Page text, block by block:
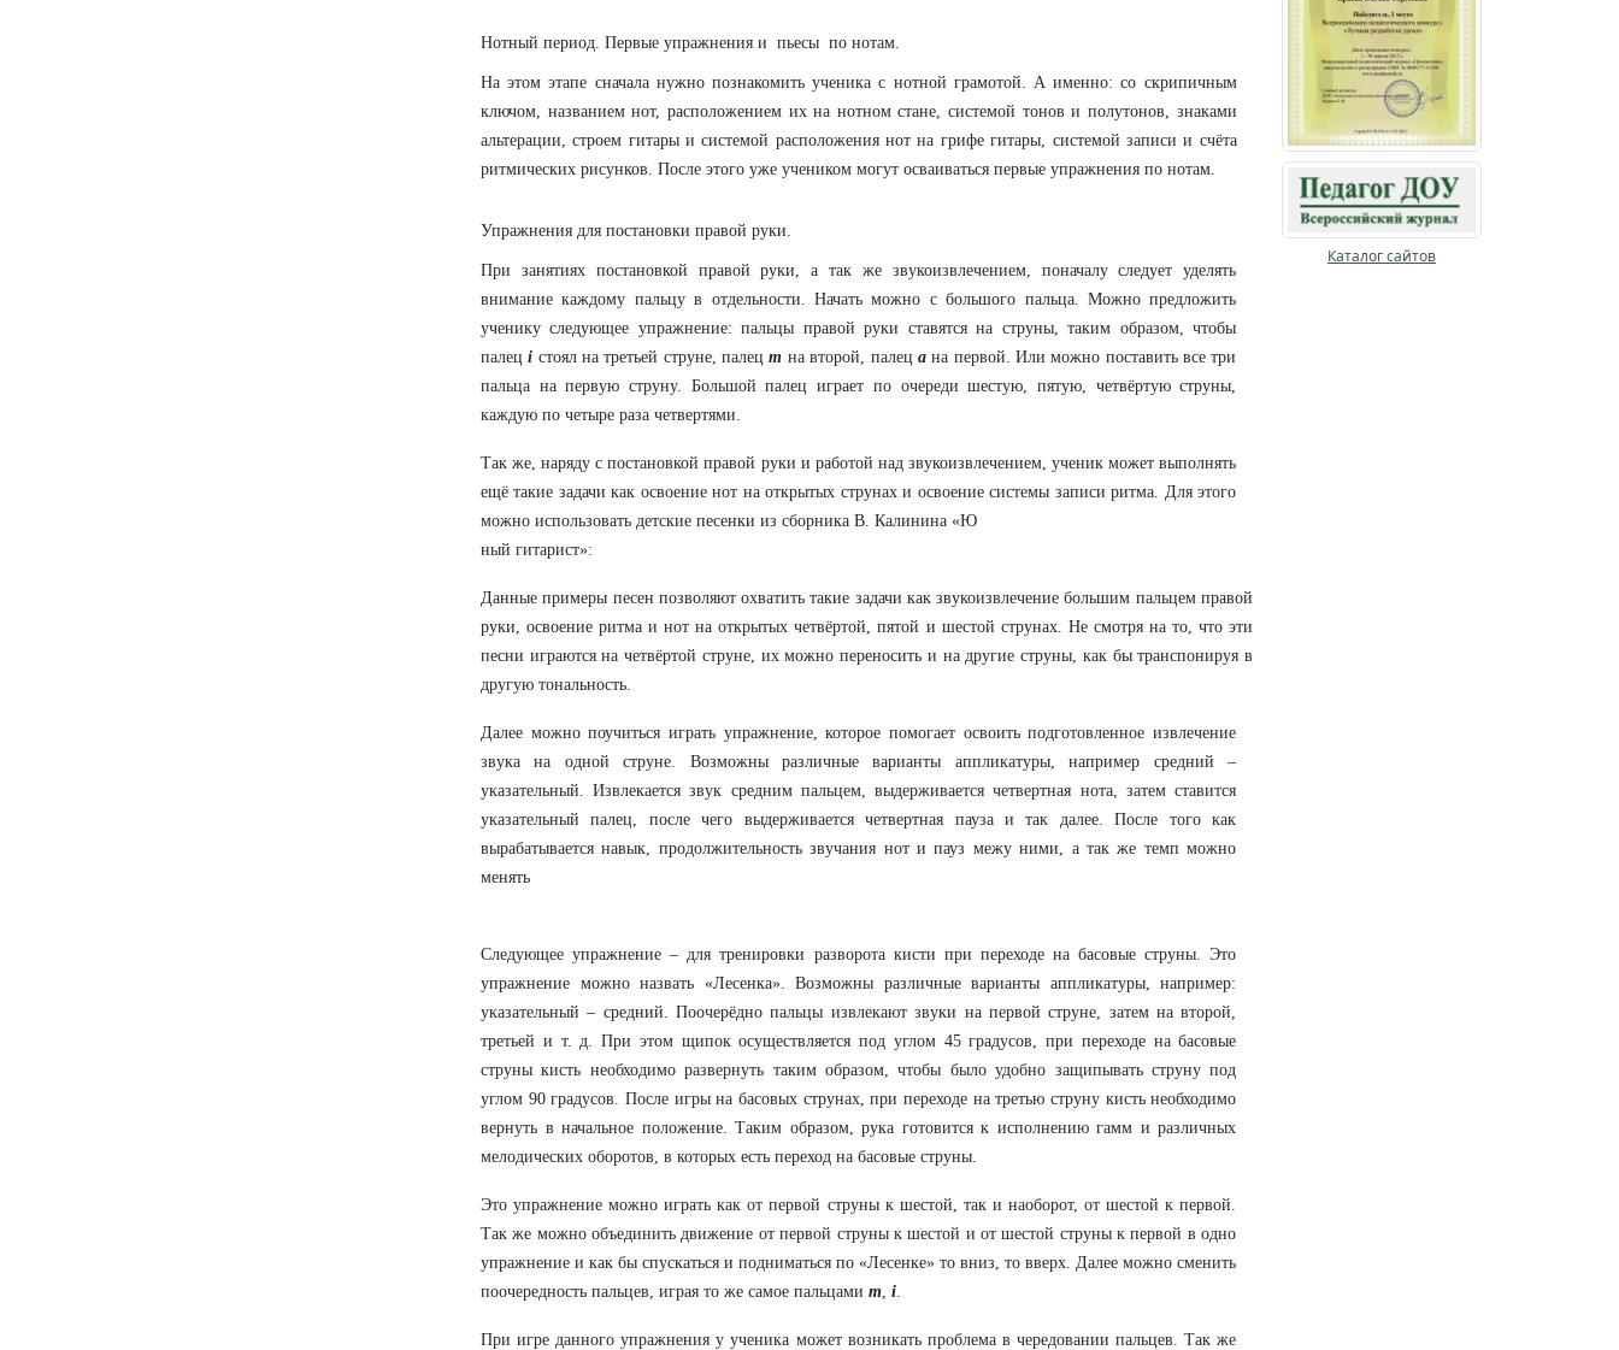
Нотный период. Первые упражнения и пьесы по нотам.
На этом этапе сначала нужно познакомить ученика с нотной грамотой. А именно: со скрипичным
ключом, названием нот, расположением их на нотном стане, системой тонов и полутонов, знаками
альтерации, строем гитары и системой расположения нот на грифе гитары, системой записи и счёта
ритмических рисунков. После этого уже учеником могут осваиваться первые упражнения по нотам.
Упражнения для постановки правой руки.
При занятиях постановкой правой руки, а так же звукоизвлечением, поначалу следует уделять
внимание каждому пальцу в отдельности. Начать можно с большого пальца. Можно предложить
ученику следующее упражнение: пальцы правой руки ставятся на струны, таким образом, чтобы
палецi стоял на третьей струне, палецm на второй, палец aна первой. Или можно поставить все три
пальца на первую струну. Большой палец играет по очереди шестую, пятую, четвёртую струны,
каждую по четыре раза четвертями.
Так же, наряду с постановкой правой руки и работой над звукоизвлечением, ученик может выполнять
ещё такие задачи как освоение нот на открытых струнах и освоение системы записи ритма. Для этого
можно использовать детские песенки из сборника В. Калинина «Ю
ный гитарист»:
Данные примеры песен позволяют охватить такие задачи как звукоизвлечение большим пальцем правой
руки, освоение ритма и нот на открытых четвёртой, пятой и шестой струнах. Не смотря на то, что эти
песни играются на четвёртой струне, их можно переносить и на другие струны, как бы транспонируя в
другую тональность.
Далее можно поучиться играть упражнение, которое помогает освоить подготовленное извлечение
звука на одной струне. Возможны различные варианты аппликатуры, например средний –
указательный. Извлекается звук средним пальцем, выдерживается четвертная нота, затем ставится
указательный палец, после чего выдерживается четвертная пауза и так далее. После того как
вырабатывается навык, продолжительность звучания нот и пауз межу ними, а так же темп можно
менять
Следующее упражнение – для тренировки разворота кисти при переходе на басовые струны. Это
упражнение можно назвать «Лесенка». Возможны различные варианты аппликатуры, например:
указательный – средний. Поочерёдно пальцы извлекают звуки на первой струне, затем на второй,
третьей и т. д. При этом щипок осуществляется под углом 45 градусов, при переходе на басовые
струны кисть необходимо развернуть таким образом, чтобы было удобно защипывать струну под
углом 90 градусов. После игры на басовых струнах, при переходе на третью струну кисть необходимо
вернуть в начальное положение. Таким образом, рука готовится к исполнению гамм и различных
мелодических оборотов, в которых есть переход на басовые струны.
Это упражнение можно играть как от первой струны к шестой, так и наоборот, от шестой к первой.
Так же можно объединить движение от первой струны к шестой и от шестой струны к первой в одно
упражнение и как бы спускаться и подниматься по «Лесенке» то вниз, то вверх. Далее можно сменить
поочередность пальцев, играя то же самое пальцами m, i.
При игре данного упражнения у ученика может возникать проблема в чередовании пальцев. Так же
Каталог сайтов